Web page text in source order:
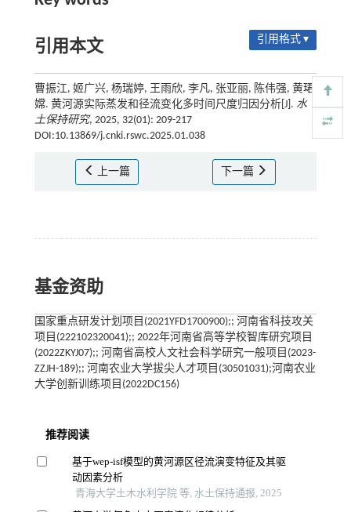
引用本文 引用格式 ▾
曹振江, 姬广兴, 杨瑞婷, 王雨欣, 李凡, 张亚丽, 陈伟强, 黄珺
嫦. 黄河源实际蒸发和径流变化多时间尺度归因分析[J]. 水
土保持研究, 2025, 32(01): 209-217
DOI:10.13869/j.cnki.rswc.2025.01.038
上一篇 下一篇
基金资助
国家重点研发计划项目(2021YFD1700900);; 河南省科技攻关
项目(222102320041);; 2022年河南省高等学校智库研究项目
(2022ZKYJ07);; 河南省高校人文社会科学研究一般项目(2023-
ZZJH-189);; 河南农业大学拔尖人才项目(30501031);河南农业
大学创新训练项目(2022DC156)